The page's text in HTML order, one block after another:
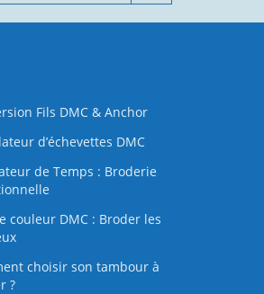
Fils DMC & Anchor
d’échevettes DMC
de Temps : Broderie
couleur DMC : Broder les
choisir son tambour à
?